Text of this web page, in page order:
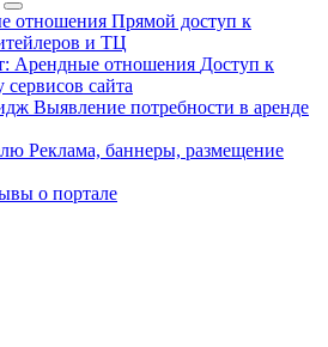
отношения Прямой доступ к
и ТЦ
Арендные отношения Доступ к
сайта
Выявление потребности в аренде
Реклама, баннеры, размещение
о портале